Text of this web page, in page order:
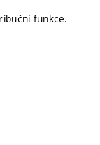
funkce.